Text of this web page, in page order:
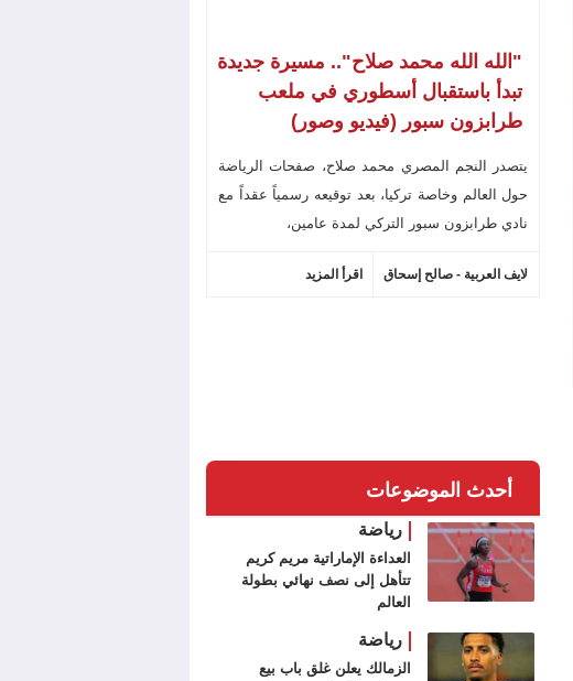
"الله الله محمد صلاح".. مسيرة جديدة
تبدأ باستقبال أسطوري في ملعب
طرابزون سبور (فيديو وصور)
يتصدر النجم المصري محمد صلاح، صفحات الرياضة
حول العالم وخاصة تركيا، بعد توقيعه رسمياً عقداً مع
نادي طرابزون سبور التركي لمدة عامين،
لايف العربية - صالح إسحاق اقرأ المزيد
أحدث الموضوعات
رياضة
العداءة الإماراتية مريم كريم
تتأهل إلى نصف نهائي بطولة
العالم
رياضة
الزمالك يعلن غلق باب بيع